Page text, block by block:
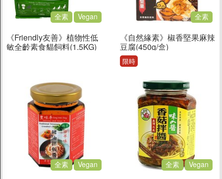
飲料茶咖啡
無酒精/氣泡飲料
堅果植物奶
可可/咖啡
全素 Vegan
《Friendly友善》植物性低
敏全齡素食貓飼料(1.5KG)
全素
《自然緣素》椒香堅果麻辣
豆腐(450g/盒)
限時
全素 Vegan 全素 Vegan